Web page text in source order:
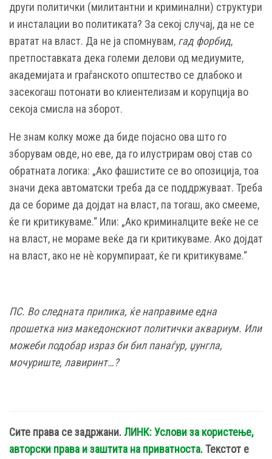
други политички (милитантни и криминални) структури
и инсталации во политиката? За секој случај, да не се
вратат на власт. Да не ја спомнувам, гад форбид,
претпоставката дека големи делови од медиумите,
академијата и граѓанското општество се длабоко и
засекогаш потонати во клиентелизам и корупција во
секоја смисла на зборот.
Не знам колку може да биде појасно ова што го
зборувам овде, но еве, да го илустрирам овој став со
обратната логика: „Ако фашистите се во опозиција, тоа
значи дека автоматски треба да се поддржуваат. Треба
да се бориме да дојдат на власт, па тогаш, ако смееме,
ќе ги критикуваме.“ Или: „Ако криминалците веќе не се
на власт, не мораме веќе да ги критикуваме. Ако дојдат
на власт, ако не нѐ корумпираат, ќе ги критикуваме.“
ПС. Во следната прилика, ќе направиме една
прошетка низ македонскиот политички аквариум. Или
можеби подобар израз би бил панаѓур, џунгла,
мочуриште, лавиринт…?
Сите права се задржани.ЛИНК: Услови за користење,
авторски права и заштита на приватноста. Текстот е